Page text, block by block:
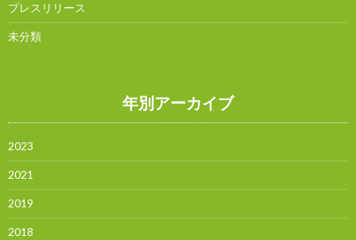
プレスリリース
未分類
年別アーカイブ
2023
2021
2019
2018